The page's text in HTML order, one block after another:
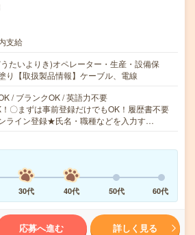
支給
たいよりき)オペレーター・生産・設備保
り【取扱製品情報】ケーブル、電線
/ ブランクOK / 英語力不要
〇まずは事前登録だけでもOK！履歴書不要
ライン登録★氏名・職種などを入力す…
30代 40代 50代 60代
応募へ進む 詳しく見る